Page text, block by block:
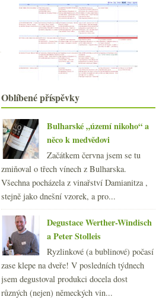
Sherry degustace pro pokročilejší a
nadšené
Seguin 2007 a Montebruna 2011
Uhodnete odrůdy patřící
jednotlivým apelacím?
Krásný mladý Riesling a něco k
vínům starým
Whisky upoutávka a něco ke sklu
Několik vín ze školení WSETu
Neuburské od Tomáše Čačíka
Cabernet vedoucí, moselský most,
předpovědi na rok...
Staré plány s Bordeaux nad lahví
INRA vína
Champagne Deutz s výhledem na
Prahu
Ageno a salon oranžád
Báječně pitelná Schiava od
Manincoru
Hurá do terakoty s Rumpotino di
Barricoccio
►2013(249)
►2012(254)
Oblíbené příspěvky
Bulharské „území nikoho“ a
něco k medvědovi
Začátkem června jsem se tu
zmiňoval o třech vínech z Bulharska.
Všechna pocházela z vinařství Damianitza ,
stejně jako dnešní vzorek, a pro...
Degustace Werther-Windisch
a Peter Stolleis
Ryzlinkové (a bublinové) počasí
zase klepe na dveře! V posledních týdnech
jsem degustoval produkci docela dost
různých (nejen) německých vin...